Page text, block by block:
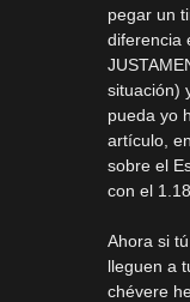
pegar un
diferencia
situación)
pueda yo
artículo,
sobre el
con el
Ahora si
lleguen a
chévere